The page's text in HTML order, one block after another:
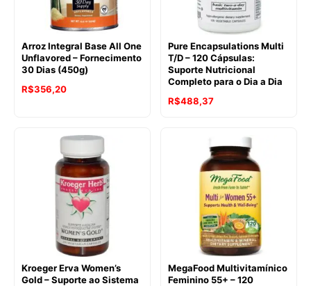
Arroz Integral Base All One
Unflavored – Fornecimento
30 Dias (450g)
R$356,20
Pure Encapsulations Multi
T/D – 120 Cápsulas:
Suporte Nutricional
Completo para o Dia a Dia
R$488,37
Kroeger Erva Women’s
Gold – Suporte ao Sistema
MegaFood Multivitamínico
Feminino 55+ – 120